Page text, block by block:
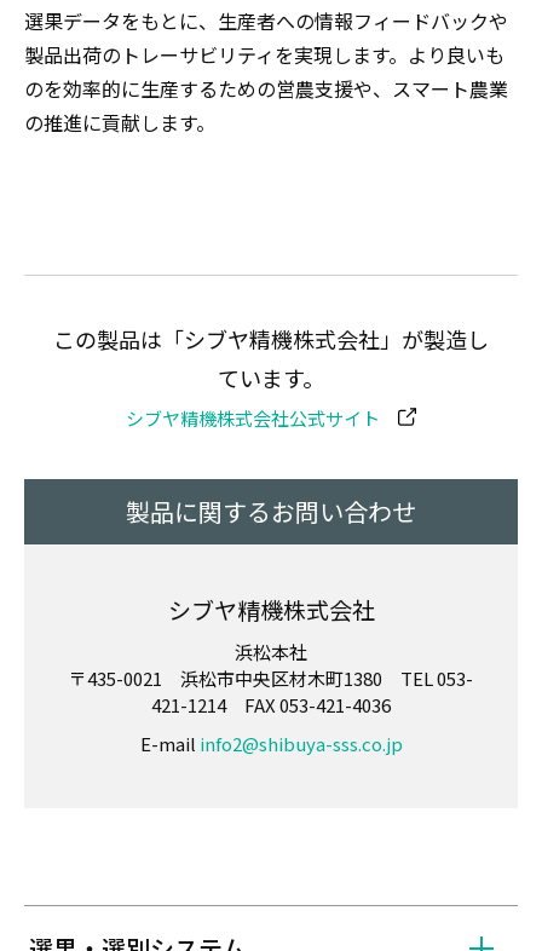
選果データをもとに、生産者への情報フィードバックや
製品出荷のトレーサビリティを実現します。より良いも
のを効率的に生産するための営農支援や、スマート農業
の推進に貢献します。
この製品は「シブヤ精機株式会社」が製造し
ています。
シブヤ精機株式会社公式サイト
製品に関するお問い合わせ
シブヤ精機株式会社
浜松本社
〒435-0021 浜松市中央区材木町1380 TEL 053-
421-1214 FAX 053-421-4036
E-mail info2@shibuya-sss.co.jp